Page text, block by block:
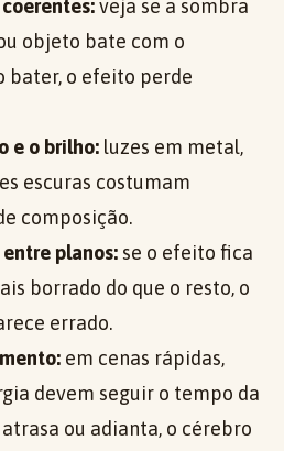
veja se a sombra
objeto bate com o
bater, o efeito perde
e o brilho: luzes em metal,
escuras costumam
composição.
planos: se o efeito fica
borrado do que o resto, o
errado.
em cenas rápidas,
devem seguir o tempo da
ou adianta, o cérebro